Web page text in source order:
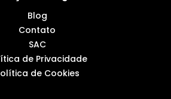
Blog
Contato
SAC
de Privacidade
de Cookies